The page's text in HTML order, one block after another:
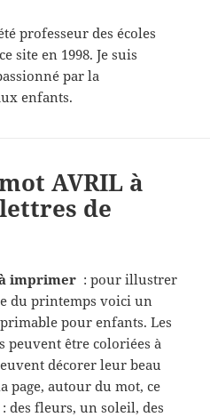
professeur des écoles
site en 1998. Je suis
par la
enfants.
AVRIL à
de
imprimer : pour illustrer
du printemps voici un
pour enfants. Les
peuvent être coloriées à
décorer leur beau
page, autour du mot, ce
des fleurs, un soleil, des